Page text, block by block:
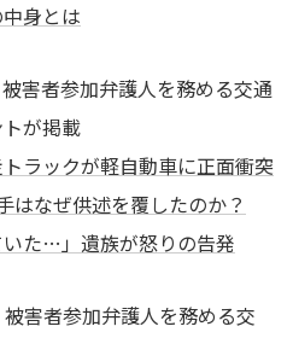
身とは
害者参加弁護人を務める交通
が掲載
ラックが軽自動車に正面衝突
なぜ供述を覆したのか？
いた…」遺族が怒りの告発
被害者参加弁護人を務める交